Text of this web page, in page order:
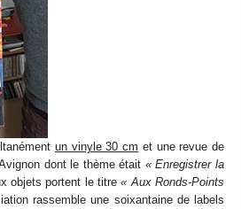
un vinyle 30 cm et une revue de
dont le thème était « Enregistrer la
objets portent le titre« Aux Ronds-Points
rassemble une soixantaine de labels